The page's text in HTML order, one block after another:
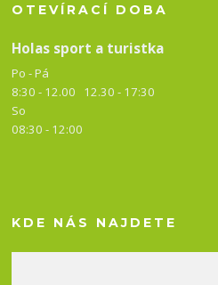
OTEVÍRACÍ DOBA
Holas sport a turistka
Po - Pá
8:30 - 12.00 12.30 - 17:30
So
08:30 - 12:00
KDE NÁS NAJDETE